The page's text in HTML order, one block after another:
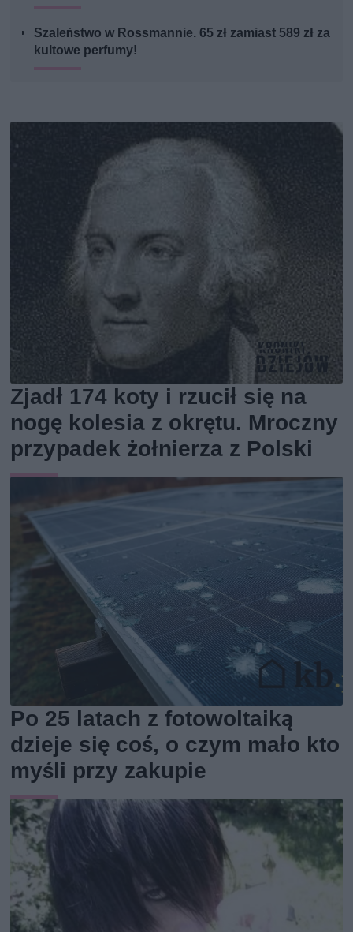
Szaleństwo w Rossmannie. 65 zł zamiast 589 zł za
kultowe perfumy!
Zjadł 174 koty i rzucił się na
nogę kolesia z okrętu. Mroczny
przypadek żołnierza z Polski
Po 25 latach z fotowoltaiką
dzieje się coś, o czym mało kto
myśli przy zakupie